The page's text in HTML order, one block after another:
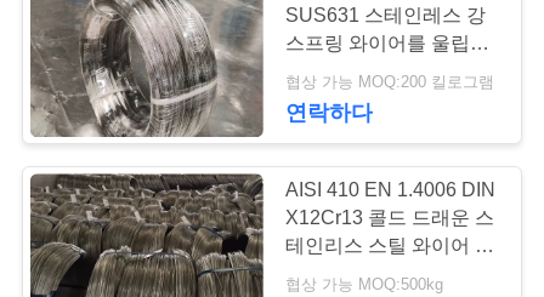
문
을
요
구
하
세
스테인리스 와이어
97
SUS631 스테인레스 강
스프링 와이어를 울립니
다
협상 가능 MOQ:200 킬로그램
연락하다
AISI 410 EN 1.4006 DIN
X12Cr13 콜드 드래운 스
테인리스 스틸 와이어 인
코일
협상 가능 MOQ:500kg